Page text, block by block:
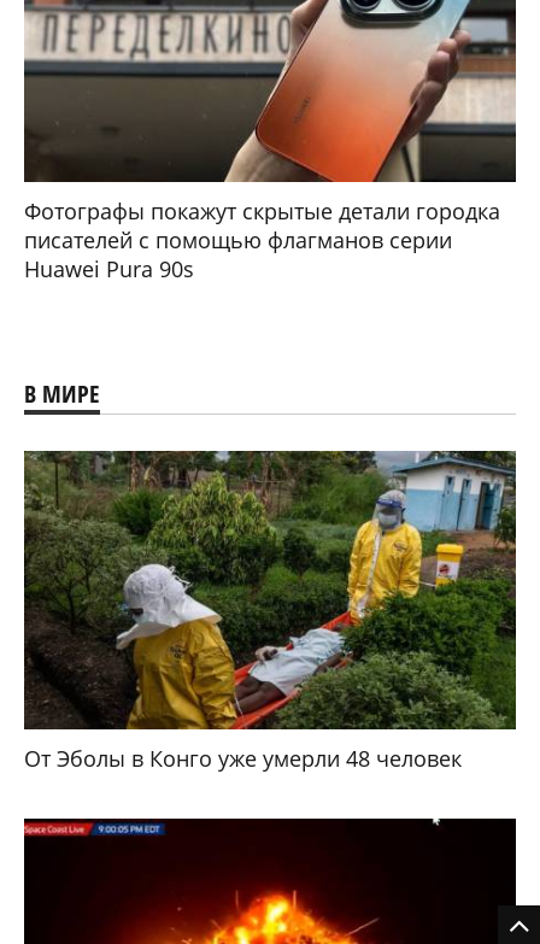
Фотографы покажут скрытые детали городка
писателей с помощью флагманов серии
Huawei Pura 90s
В МИРЕ
От Эболы в Конго уже умерли 48 человек